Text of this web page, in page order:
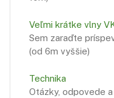
Veľmi krátke vlny
Sem zaraďte
(od 6m vyššie)
Technika
Otázky, odpovede